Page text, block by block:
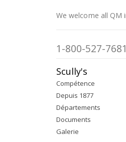
We welcome all QM
1-800-527-7681
Scully's
Compétence
Depuis 1877
Départements
Documents
Galerie